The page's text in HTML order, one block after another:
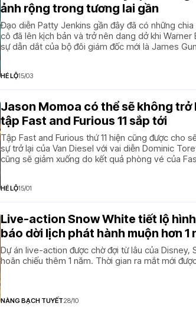
ảnh rộng trong tương lai gần
Đạo diễn Patty Jenkins gần đây đã có những
cô đã lên kịch bản và trở nên dang dở khi
sự dẫn dắt của bộ đôi giám đốc mới là James
HÉ LỘ15/03
Jason Momoa có thể sẽ không
tập Fast and Furious 11 sắp tới
Tập Fast and Furious thứ 11 hiện cũng được cho
sự trở lại của Van Diesel với vai diễn Dominic
cũng sẽ giảm xuống do kết quả phòng vé của
HÉ LỘ15/01
Live-action Snow White tiết lộ
báo dời lịch phát hành muộn hơn 1
Dự án live-action được chờ đợi từ lâu của
hoãn chiếu thêm 1 năm. Thời gian ra mắt mới
NÀNG BẠCH TUYẾT28/10